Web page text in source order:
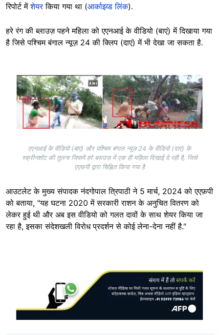
रिपोर्ट मेंशेयरकिया गया था (आर्काइव्ड लिंक).
हरे रंग की ब्लाउज़ पहने महिला को एएनआई के वीडियो (बाएं) में दिखाया गया
है जिसे पश्चिम बंगाल न्यूज़ 24 की क्लिप (दाएं) में भी देखा जा सकता है.
Image
एएनआई के वीडियो (बाएं) और पश्चिम बंगाल न्यूज़ 24 के वीडियो (दाएं) के
स्क्रीनशॉट की तुलना जिसमें हरे ब्लाउज़ में एक ही महिला दिखाई दे रही है, जिसे
एएफ़पी द्वारा चिह्नित किया गया है
आउटलेट के मुख्य संपादक नंदगोपाल त्रिपाठी ने 5 मार्च, 2024 को एएफ़पी
को बताया, "यह घटना 2020 में सरकारी राशन के अनुचित वितरण को
लेकर हुई थी और अब इस वीडियो को गलत दावों के साथ शेयर किया जा
रहा है, इसका संदेशखली विरोध प्रदर्शन से कोई लेना-देना नहीं है."